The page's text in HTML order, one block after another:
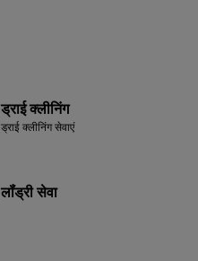
ड्राई क्लीनिंग
ड्राई क्लीनिंग सेवाएं
लॉंड्री सेवा